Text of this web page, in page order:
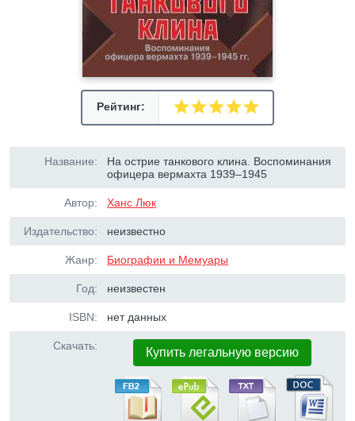
Рейтинг:
Название:
На острие танкового клина. Воспоминания
офицера вермахта 1939–1945
Автор: Ханс Люк
Издательство: неизвестно
Жанр: Биографии и Мемуары
Год: неизвестен
ISBN: нет данных
Скачать: Купить легальную версию